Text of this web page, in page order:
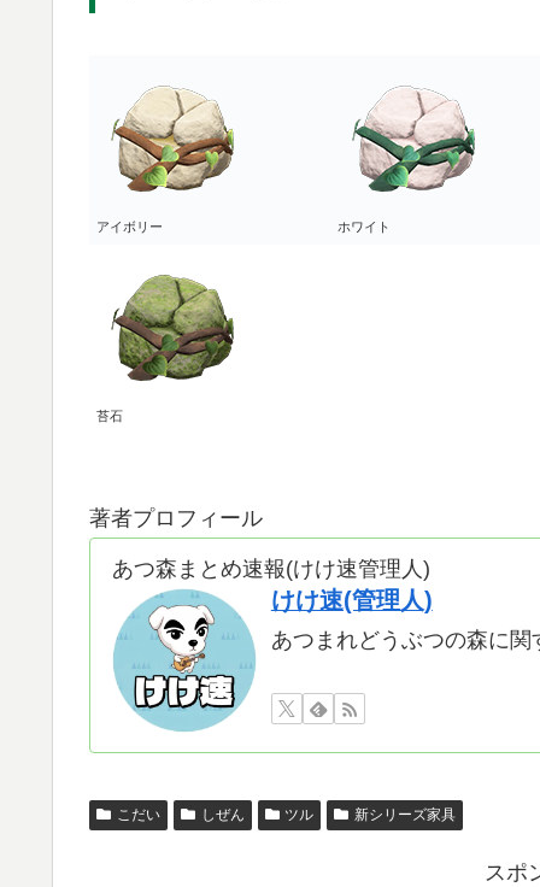
アイボリー ホワイト
苔石
著者プロフィール
あつ森まとめ速報(けけ速管理人)
けけ速(管理人)
あつまれどうぶつの森に
こだい しぜん ツル 新シリーズ家具
スポ